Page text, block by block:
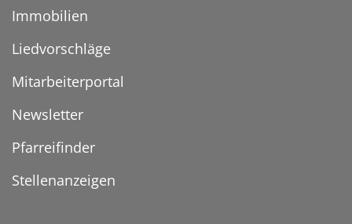
Immobilien
Liedvorschläge
Mitarbeiterportal
Newsletter
Pfarreifinder
Stellenanzeigen